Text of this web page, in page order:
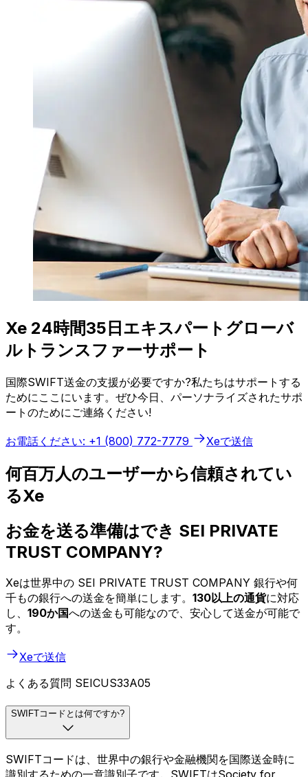
Xe 24時間35日エキスパートグローバ
ルトランスファーサポート
国際SWIFT送金の支援が必要ですか?私たちはサポートする
ためにここにいます。ぜひ今日、パーソナライズされたサポ
ートのためにご連絡ください!
お電話ください: +1 (800) 772-7779 Xeで送信
何百万人のユーザーから信頼されてい
るXe
お金を送る準備はでき SEI PRIVATE
TRUST COMPANY?
Xeは世界中の SEI PRIVATE TRUST COMPANY 銀行や何
千もの銀行への送金を簡単にします。 130以上の通貨に対応
し、 190か国への送金も可能なので、安心して送金が可能で
す。
Xeで送信
よくある質問 SEICUS33A05
SWIFTコードとは何ですか?
SWIFTコードは、世界中の銀行や金融機関を国際送金時に
識別するための一意識別子です。SWIFTはSociety for